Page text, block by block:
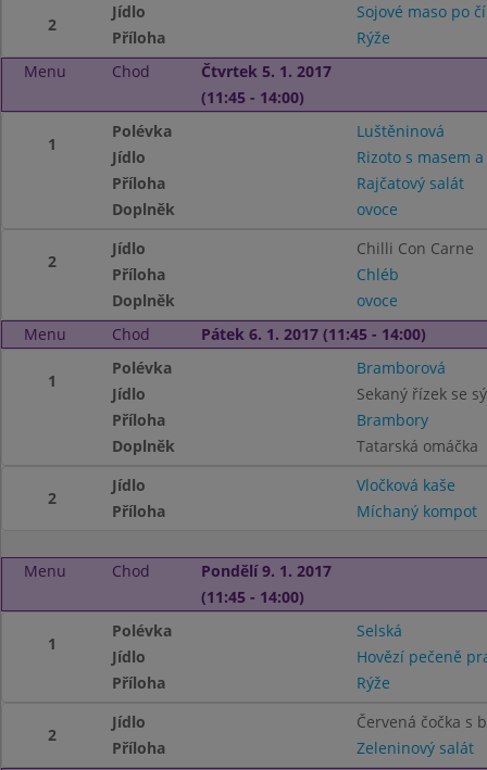
2
Jídlo
Sojové maso po
Příloha
Rýže
Menu
Chod
Čtvrtek 5. 1. 2017
(11:45 - 14:00)
1
Polévka
Luštěninová
Jídlo
Rizoto s masem
Příloha
Rajčatový salát
Doplněk
ovoce
2
Jídlo
Chilli Con Carne
Příloha
Chléb
Doplněk
ovoce
Menu
Chod Pátek 6. 1. 2017 (11:45 - 14:00)
1
Polévka
Bramborová
Jídlo
Sekaný řízek se
Příloha
Brambory
Doplněk
Tatarská omáčka
2
Jídlo
Vločková kaše
Příloha
Míchaný kompot
Menu Chod
Pondělí 9. 1. 2017
(11:45 - 14:00)
1
Polévka
Selská
Jídlo
Hovězí pečeně
Příloha
Rýže
2
Jídlo
Červená čočka s
Příloha
Zeleninový salát